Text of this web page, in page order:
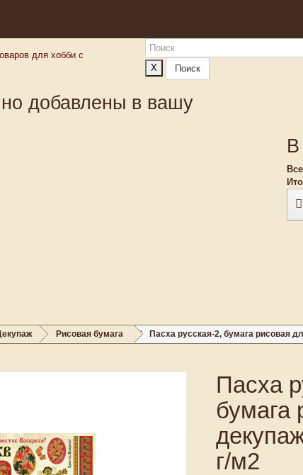
X Поиск
добавлены в вашу
В
Рисовая бумага Пасха русская-2, бумага рисовая
Пасха
бумага
г/м2